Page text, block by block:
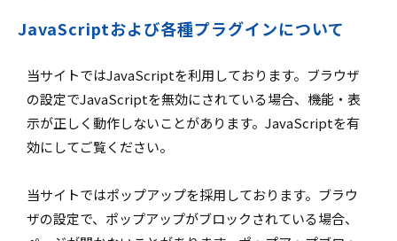
JavaScriptおよび各種プラグインについて
当サイトではJavaScriptを利用しております。ブラウザ
の設定でJavaScriptを無効にされている場合、機能・表
示が正しく動作しないことがあります。JavaScriptを有
効にしてご覧ください。
当サイトではポップアップを採用しております。ブラウ
ザの設定で、ポップアップがブロックされている場合、